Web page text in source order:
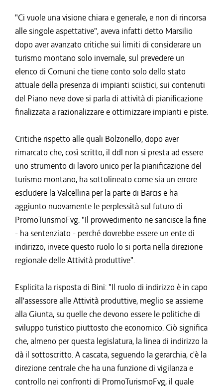
"Ci vuole una visione chiara e generale, e non di rincorsa
alle singole aspettative", aveva infatti detto Marsilio
dopo aver avanzato critiche sui limiti di considerare un
turismo montano solo invernale, sul prevedere un
elenco di Comuni che tiene conto solo dello stato
attuale della presenza di impianti sciistici, sui contenuti
del Piano neve dove si parla di attività di pianificazione
finalizzata a razionalizzare e ottimizzare impianti e piste.
Critiche rispetto alle quali Bolzonello, dopo aver
rimarcato che, così scritto, il ddl non si presta ad essere
uno strumento di lavoro unico per la pianificazione del
turismo montano, ha sottolineato come sia un errore
escludere la Valcellina per la parte di Barcis e ha
aggiunto nuovamente le perplessità sul futuro di
PromoTurismoFvg. "Il provvedimento ne sancisce la fine
- ha sentenziato - perché dovrebbe essere un ente di
indirizzo, invece questo ruolo lo si porta nella direzione
regionale delle Attività produttive".
Esplicita la risposta di Bini: "Il ruolo di indirizzo è in capo
all'assessore alle Attività produttive, meglio se assieme
alla Giunta, su quelle che devono essere le politiche di
sviluppo turistico piuttosto che economico. Ciò significa
che, almeno per questa legislatura, la linea di indirizzo la
dà il sottoscritto. A cascata, seguendo la gerarchia, c'è la
direzione centrale che ha una funzione di vigilanza e
controllo nei confronti di PromoTurismoFvg, il quale